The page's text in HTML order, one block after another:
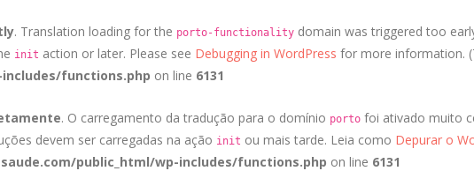
. Translation loading for the porto-functionality domain was triggered too
init action or later. Please see Debugging in WordPress for more information.
functions.php on line 6131
. O carregamento da tradução para o domínio porto foi ativado muito
devem ser carregadas na ação init ou mais tarde. Leia como Depurar o
public_html/wp-includes/functions.php on line 6131